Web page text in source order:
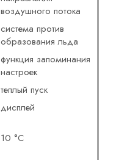
воздушного потока
система против
образования льда
функция запоминания
настроек
теплый пуск
дисплей
10 °С